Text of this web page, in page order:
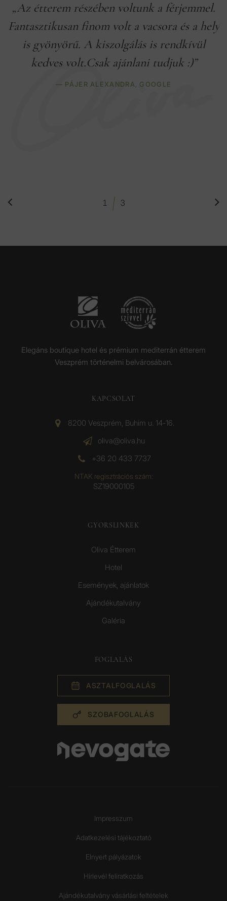
„Az étterem részében voltunk a férjemmel.
Fantasztikusan finom volt a vacsora és a hely
is gyönyörű. A kiszolgálás is rendkívül
kedves volt.Csak ajánlani tudjuk :)”
— PÁJER ALEXANDRA, GOOGLE
1 / 3
Elegáns boutique hotel és prémium mediterrán étterem
Veszprém történelmi belvárosában.
KAPCSOLAT
8200 Veszprém, Buhim u. 14-16.
oliva@oliva.hu
+36 20 433 7737
NTAK regisztrációs szám:
SZ19000105
GYORSLINKEK
Oliva Étterem
Hotel
Események, ajánlatok
Ajándékutalvány
Galéria
FOGLALÁS
ASZTAL­FOGLALÁS
SZOBA­FOGLALÁS
Impresszum
Adatkezelési tájékoztató
Elnyert pályázatok
Hírlevél feliratkozás
Ajándékutalvány vásárlási feltételek